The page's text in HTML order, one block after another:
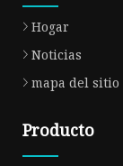
Hogar
Noticias
mapa del sitio
Producto